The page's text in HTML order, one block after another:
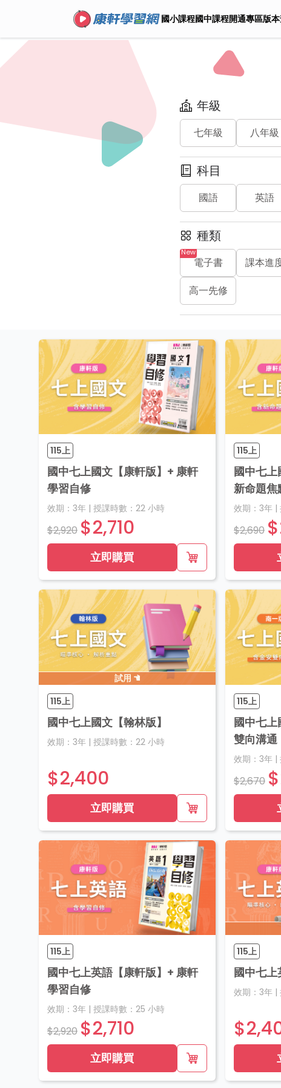
國小課程國中課程開通專區版
年級
七年級 八年級
科目
國語
英語
種類
電子書
課本進
高一先修
115上
國中七上國文【康軒版】+ 康軒
學習自修
效期： 3年 | 授課時數： 22 小時
$2,920 $2,710
立即購買
115上
國中七
新命題焦
效期： 3年 |
$2,690
試用
115上
國中七上國文【翰林版】
效期： 3年 | 授課時數： 22 小時
$2,400
立即購買
115上
國中七
雙向溝通
效期： 3年 |
$2,670
115上
國中七上英語【康軒版】+ 康軒
學習自修
效期： 3年 | 授課時數： 25 小時
$2,920 $2,710
立即購買
115上
國中七上
效期： 3年 |